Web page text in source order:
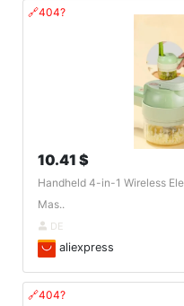
🔗404?
10.41 $
Handheld 4-in-1 Wireless
Mas..
DE
aliexpress
🔗404?